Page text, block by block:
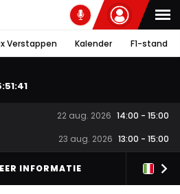
Verstappen Kalender F1-stand
:51:40
22 aug. 2026 14:00 - 15:00
23 aug. 2026 13:00 - 15:00
INFORMATIE